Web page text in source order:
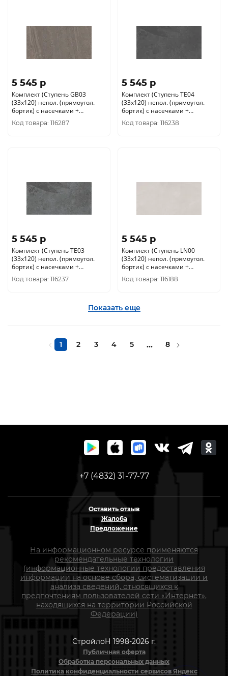
5 545 p
Комплект (Ступень GB03
(33x120) непол. (прямоугол.
бортик) с насечками +
Подступенок (14, 5x120))
Код товара: 116287
5 545 p
Комплект (Ступень TE04
(33x120) непол. (прямоугол.
бортик) с насечками +
Подступенок (14, 5x120))
Код товара: 116238
5 545 p
Комплект (Ступень TE03
(33x120) непол. (прямоугол.
бортик) с насечками +
Подступенок (14, 5x120))
Код товара: 116237
5 545 p
Комплект (Ступень LN00
(33x120) непол. (прямоугол.
бортик) с насечками +
Подступенок (14, 5x120))
Код товара: 116188
Показать еще
1 2 3 4 5 ... 8
+7 (4832) 31-77-77
Оставить отзыв
Жалоба
Предложение
На информационном ресурсе применяются
рекомендательные технологии
(информационные технологии предоставления
информации на основе сбора, систематизации и
анализа сведений, относящихся к
предпочтениям пользователей сети «Интернет»,
находящихся на территории Российской
Федерации)
СтройлоН 1998-2026 г.
Публичная оферта
Обработка персональных данных
Политика конфиденциальности сервисов Яндекс